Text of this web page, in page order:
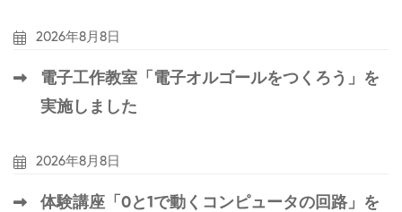
2026年8月8日
電子工作教室「電子オルゴールをつくろう」を
実施しました
2026年8月8日
体験講座「0と1で動くコンピュータの回路」を